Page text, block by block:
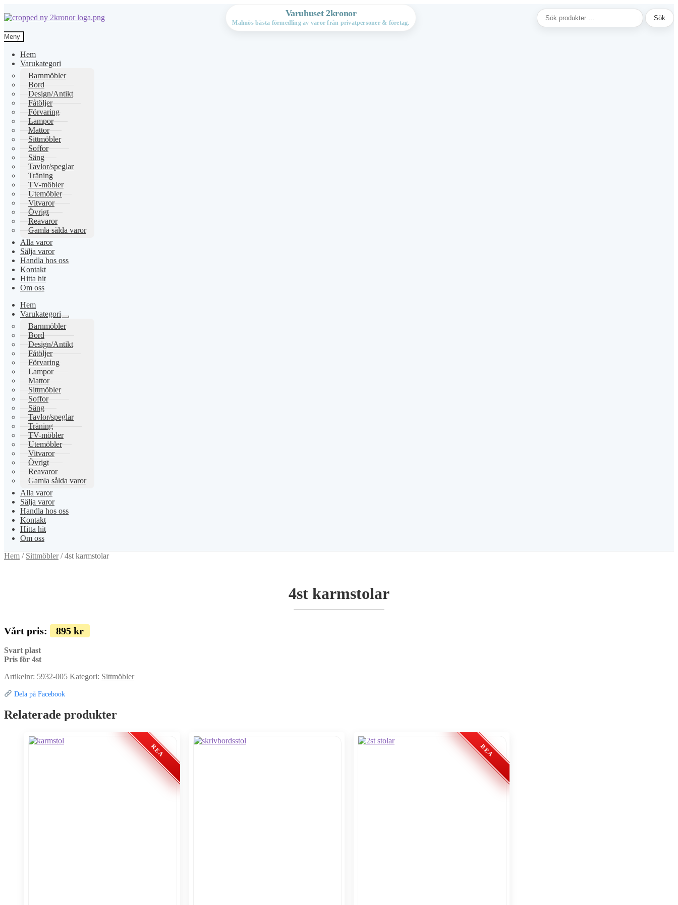
Hoppa
till
navigering
Hoppa
till
innehåll
Varuhuset 2kronor
Malmös bästa förmedling av varor från privatpersoner & företag.
Sök
efter:
Sök
Meny
Hem
Varukategori
Barnmöbler
Bord
Design/Antikt
Fåtöljer
Förvaring
Lampor
Mattor
Sittmöbler
Soffor
Säng
Tavlor/speglar
Träning
TV-möbler
Utemöbler
Vitvaror
Övrigt
Reavaror
Gamla sålda varor
Alla varor
Sälja varor
Handla hos oss
Kontakt
Hitta hit
Om oss
Hem
Varukategori
Expandera
undermeny
Barnmöbler
Bord
Design/Antikt
Fåtöljer
Förvaring
Lampor
Mattor
Sittmöbler
Soffor
Säng
Tavlor/speglar
Träning
TV-möbler
Utemöbler
Vitvaror
Övrigt
Reavaror
Gamla sålda varor
Alla varor
Sälja varor
Handla hos oss
Kontakt
Hitta hit
Om oss
Hem / Sittmöbler/4st karmstolar
4st karmstolar
Vårt pris: 895 kr
Svart plast
Pris för 4st
Artikelnr: 5932-005 Kategori: Sittmöbler
Dela på Facebook
Relaterade produkter